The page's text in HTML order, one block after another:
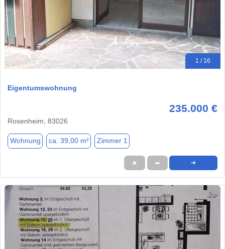
1 / 16
Eigentumswohnung
235.000 €
Rosenheim, 83026
Wohnung ca. 39,00 m² Zimmer 1
★ ➦ ➜